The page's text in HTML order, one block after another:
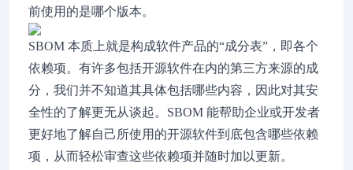
前使用的是哪个版本。
SBOM 本质上就是构成软件产品的“成分表”，即各个
依赖项。有许多包括开源软件在内的第三方来源的成
分，我们并不知道其具体包括哪些内容，因此对其安
全性的了解更无从谈起。SBOM 能帮助企业或开发者
更好地了解自己所使用的开源软件到底包含哪些依赖
项，从而轻松审查这些依赖项并随时加以更新。